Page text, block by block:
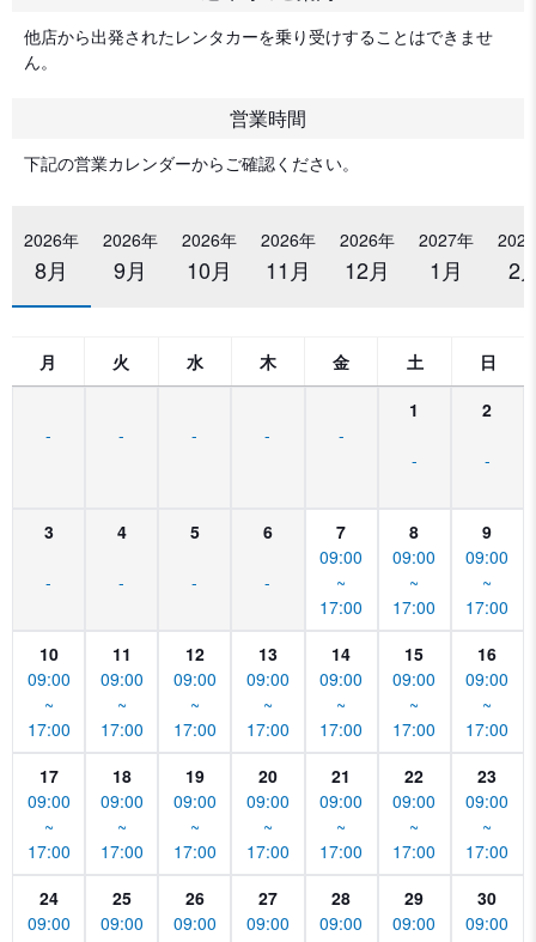
他店から出発されたレンタカーを乗り受けすることはできませ
ん。
営業時間
下記の営業カレンダーからご確認ください。
2026年
8月
2026年
9月
2026年
10月
2026年
11月
2026年
12月
2027年
1月 2
月 火 水 木 金 土 日
- - - - -
1
-
2
-
3
-
4
-
5
-
6
-
7
09:00
~
17:00
8
09:00
~
17:00
9
09:00
~
17:00
10
09:00
~
17:00
11
09:00
~
17:00
12
09:00
~
17:00
13
09:00
~
17:00
14
09:00
~
17:00
15
09:00
~
17:00
16
09:00
~
17:00
17
09:00
~
17:00
18
09:00
~
17:00
19
09:00
~
17:00
20
09:00
~
17:00
21
09:00
~
17:00
22
09:00
~
17:00
23
09:00
~
17:00
24
09:00
25
09:00
26
09:00
27
09:00
28
09:00
29
09:00
30
09:00